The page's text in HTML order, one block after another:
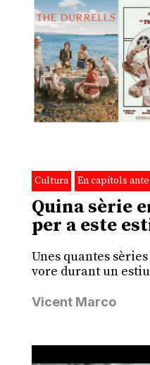
Cultura En capítols
Quina sèrie
per a este
Unes quantes
vore durant un
Vicent Marco